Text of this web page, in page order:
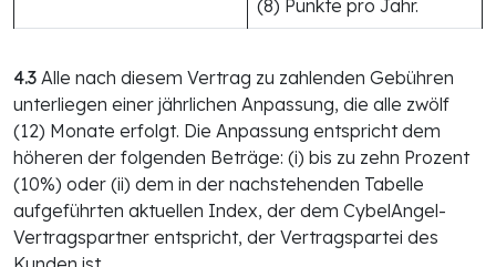
(8) Punkte pro Jahr.
4.3 Alle nach diesem Vertrag zu zahlenden Gebühren
unterliegen einer jährlichen Anpassung, die alle zwölf
(12) Monate erfolgt. Die Anpassung entspricht dem
höheren der folgenden Beträge: (i) bis zu zehn Prozent
(10%) oder (ii) dem in der nachstehenden Tabelle
aufgeführten aktuellen Index, der dem CybelAngel-
Vertragspartner entspricht, der Vertragspartei des